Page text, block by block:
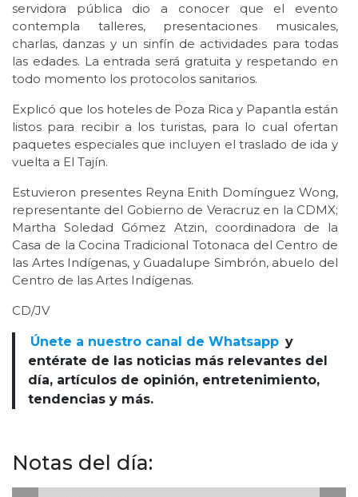
servidora pública dio a conocer que el evento
contempla talleres, presentaciones musicales,
charlas, danzas y un sinfín de actividades para todas
las edades. La entrada será gratuita y respetando en
todo momento los protocolos sanitarios.
Explicó que los hoteles de Poza Rica y Papantla están
listos para recibir a los turistas, para lo cual ofertan
paquetes especiales que incluyen el traslado de ida y
vuelta a El Tajín.
Estuvieron presentes Reyna Enith Domínguez Wong,
representante del Gobierno de Veracruz en la CDMX;
Martha Soledad Gómez Atzin, coordinadora de la
Casa de la Cocina Tradicional Totonaca del Centro de
las Artes Indígenas, y Guadalupe Simbrón, abuelo del
Centro de las Artes Indígenas.
CD/JV
Únete a nuestro canal de Whatsapp y
entérate de las noticias más relevantes del
día, artículos de opinión, entretenimiento,
tendencias y más.
Notas del día: